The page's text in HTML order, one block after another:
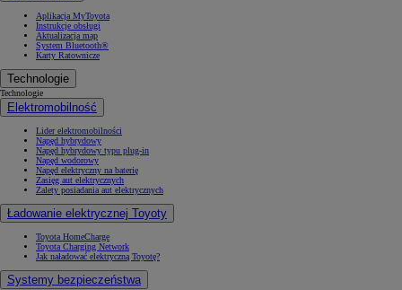
Aplikacja MyToyota
Instrukcje obsługi
Aktualizacja map
System Bluetooth®
Karty Ratownicze
Technologie
Technologie
Elektromobilność
Lider elektromobilności
Napęd hybrydowy
Napęd hybrydowy typu plug-in
Napęd wodorowy
Napęd elektryczny na baterię
Zasięg aut elektrycznych
Zalety posiadania aut elektrycznych
Ładowanie elektrycznej Toyoty
Toyota HomeCharge
Toyota Charging Network
Jak naładować elektryczną Toyotę?
Systemy bezpieczeństwa